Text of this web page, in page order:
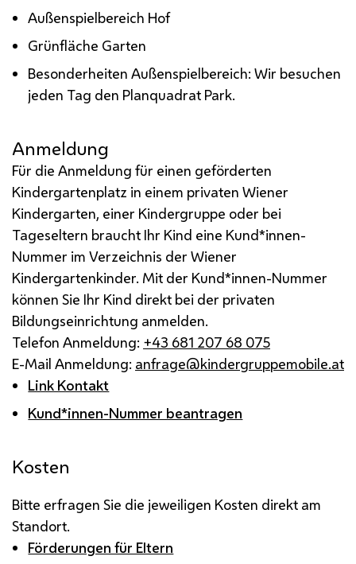
Außenspielbereich Hof
Grünfläche Garten
Besonderheiten Außenspielbereich: Wir besuchen
jeden Tag den Planquadrat Park.
Anmeldung
Für die Anmeldung für einen geförderten
Kindergartenplatz in einem privaten Wiener
Kindergarten, einer Kindergruppe oder bei
Tageseltern braucht Ihr Kind eine Kund*innen-
Nummer im Verzeichnis der Wiener
Kindergartenkinder. Mit der Kund*innen-Nummer
können Sie Ihr Kind direkt bei der privaten
Bildungseinrichtung anmelden.
Telefon Anmeldung: +43 681 207 68 075
E-Mail Anmeldung: anfrage@kindergruppemobile.at
Link Kontakt
Kund*innen-Nummer beantragen
Kosten
Bitte erfragen Sie die jeweiligen Kosten direkt am
Standort.
Förderungen für Eltern